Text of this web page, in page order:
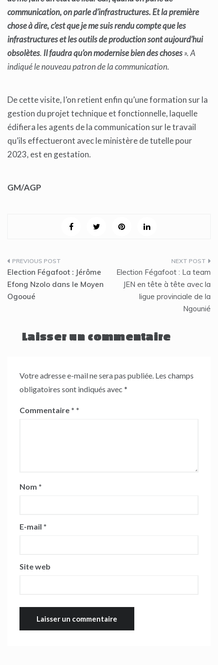
communication, on parle d’infrastructures. Et la première
chose à dire, c’est que je me suis rendu compte que les
infrastructures et les outils de production sont aujourd’hui
obsolètes. Il faudra qu’on modernise bien des choses».A
indiqué le nouveau patron de la communication.
De cette visite, l’on retient enfin qu’une formation sur la
gestion du projet technique et fonctionnelle, laquelle
édifiera les agents de la communication sur le travail
qu’ils effectueront avec le ministère de tutelle pour
2023, est en gestation.
GM/AGP
Navigation
de
l’article
Election Fégafoot : Jérôme
Efong Nzolo dans le Moyen
Ogooué
Election Fégafoot : La team
JEN en tête à tête avec la
ligue provinciale de la
Ngounié
Laisser un commentaire
Votre adresse e-mail ne sera pas publiée. Les champs
obligatoires sont indiqués avec *
Commentaire *
Nom *
E-mail *
Site web